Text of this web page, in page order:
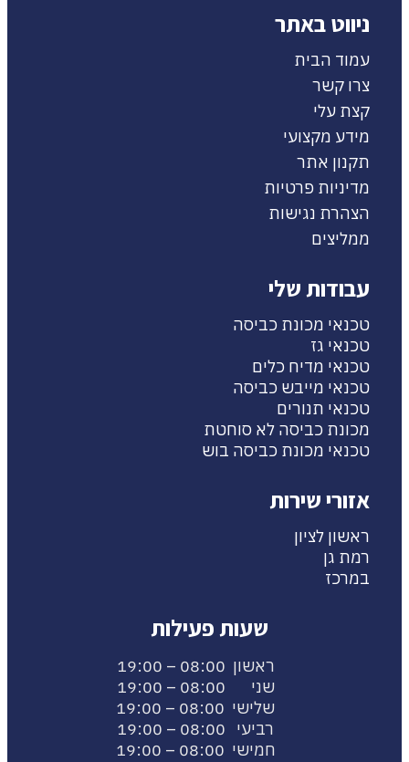
ניווט באתר
עמוד הבית
צרו קשר
קצת עלי
מידע מקצועי
תקנון אתר
מדיניות פרטיות
הצהרת נגישות
ממליצים
עבודות שלי
טכנאי מכונת כביסה
טכנאי גז
טכנאי מדיח כלים
טכנאי מייבש כביסה
טכנאי תנורים
מכונת כביסה לא סוחטת
טכנאי מכונת כביסה בוש
אזורי שירות
ראשון לציון
רמת גן
במרכז
שעות פעילות
ראשון 08:00 – 19:00
שני 08:00 – 19:00
שלישי 08:00 – 19:00
רביעי 08:00 – 19:00
חמישי 08:00 – 19:00